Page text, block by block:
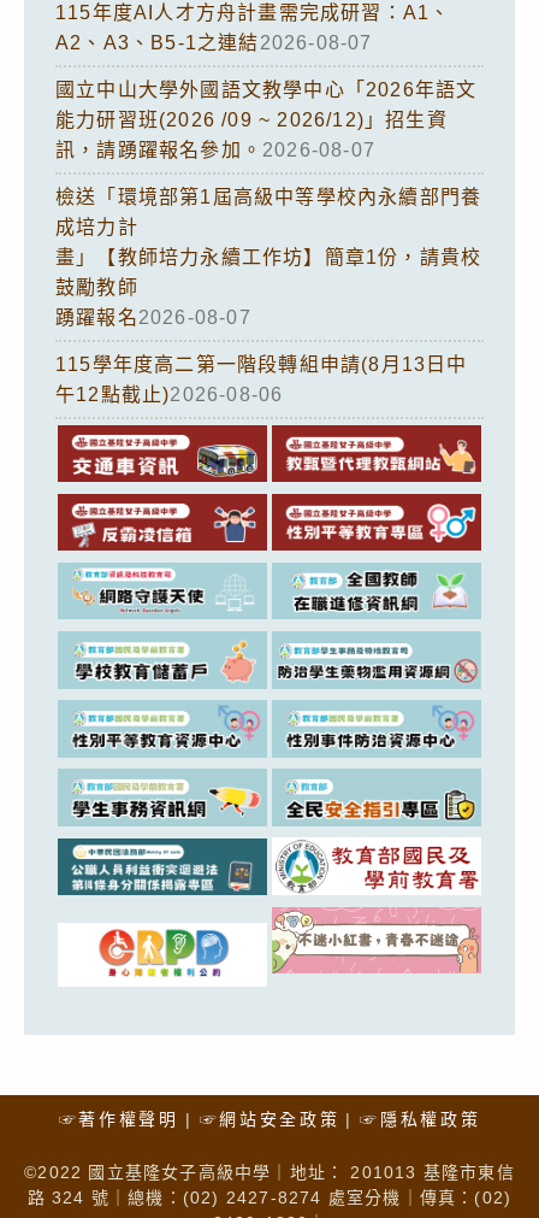
115年度AI人才方舟計畫需完成研習：A1、
A2、A3、B5-1之連結2026-08-07
國立中山大學外國語文教學中心「2026年語文
能力研習班(2026 /09 ~ 2026/12)」招生資
訊，請踴躍報名參加。 2026-08-07
檢送「環境部第1屆高級中等學校內永續部門養
成培力計
畫」【教師培力永續工作坊】簡章1份，請貴校
鼓勵教師
踴躍報名2026-08-07
115學年度高二第一階段轉組申請(8月13日中
午12點截止)2026-08-06
☞著作權聲明 ☞網站安全政策 ☞隱私權政策
©2022 國立基隆女子高級中學｜地址： 201013 基隆市東信
路 324 號｜總機：(02) 2427-8274 處室分機｜傳真：(02)